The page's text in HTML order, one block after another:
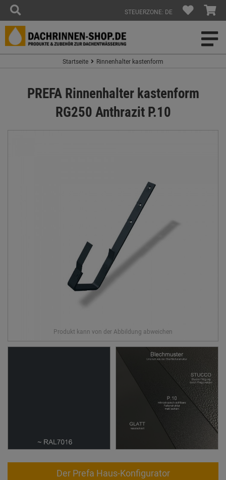
STEUERZONE: DE
Startseite Rinnenhalter kastenform
PREFA Rinnenhalter kastenform
RG250 Anthrazit P.10
Der Prefa Haus-Konfigurator